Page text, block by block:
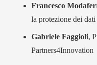
Francesco
la protezione dei dati
Gabriele Faggioli,
Partners4Innovation